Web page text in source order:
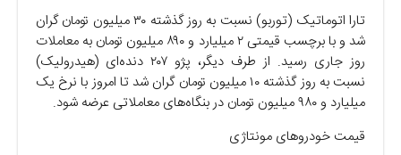
تارا اتوماتیک (توربو) نسبت به روز گذشته ۳۰ میلیون تومان گران
شد و با برچسب قیمتی ۲ میلیارد و ۸۹۰ میلیون تومان به معاملات
روز جاری رسید. از طرف دیگر، پژو ۲۰۷ دنده‌ای (هیدرولیک)
نسبت به روز گذشته ۱۰ میلیون تومان گران شد تا امروز با نرخ یک
میلیارد و ۹۸۰ میلیون تومان در بنگاه‌های معاملاتی عرضه شود.
قیمت خودرو‌های مونتاژی